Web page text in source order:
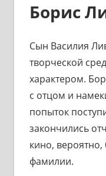
Борис
Сын Василия
творческой
характером.
с отцом и
попыток
закончились
кино,
фамилии.